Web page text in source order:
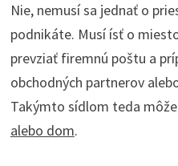
Nie, nemusí sa jednať o
podnikáte. Musí ísť o
prevziať firemnú poštu a
obchodných partnerov
Takýmto sídlom teda
alebo dom.